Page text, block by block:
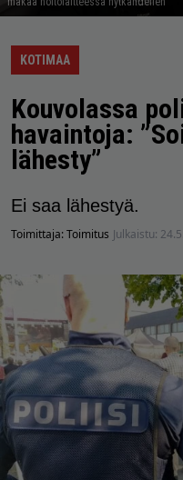
KOTIMAA
Kouvolassa
havaintoja:
lähesty”
Ei saa lähestyä.
Toimittaja:Toimitus Julkaistu: